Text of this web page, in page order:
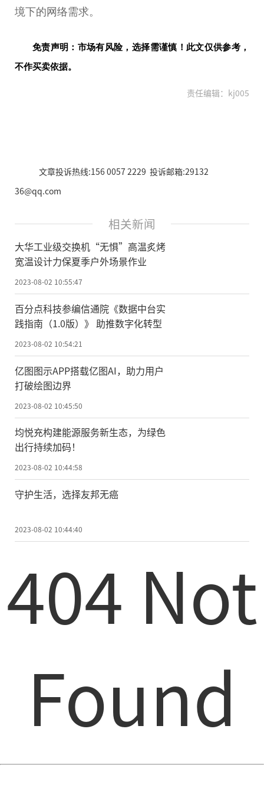
境下的网络需求。
免责声明：市场有风险，选择需谨慎！此文仅供参考，
不作买卖依据。
责任编辑：kj005
文章投诉热线:156 0057 2229 投诉邮箱:29132
36@qq.com
相关新闻
大华工业级交换机“无惧”高温炙烤
宽温设计力保夏季户外场景作业
2023-08-02 10:55:47
百分点科技参编信通院《数据中台实
践指南（1.0版）》 助推数字化转型
2023-08-02 10:54:21
亿图图示APP搭载亿图AI，助力用户
打破绘图边界
2023-08-02 10:45:50
均悦充构建能源服务新生态，为绿色
出行持续加码！
2023-08-02 10:44:58
守护生活，选择友邦无癌
2023-08-02 10:44:40
404 Not
Found